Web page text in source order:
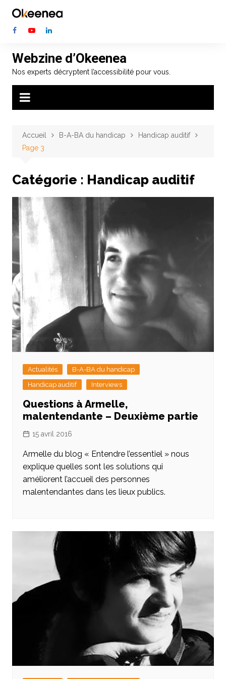
contenu
Webzine d’Okeenea
Nos experts décryptent l’accessibilité pour vous.
Accueil B-A-BA du handicap
Handicap auditif
Page 3
Catégorie : Handicap auditif
Actualités
B-A-BA du handicap
Handicap auditif
Interviews
Questions à Armelle,
malentendante – Deuxième partie
15 avril 2016
Armelle du blog « Entendre l’essentiel » nous
explique quelles sont les solutions qui
améliorent l’accueil des personnes
malentendantes dans les lieux publics.